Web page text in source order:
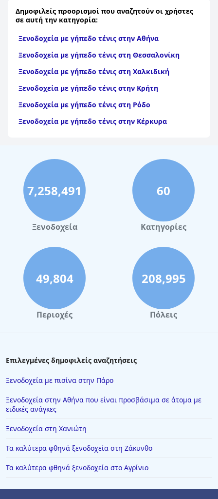
Δημοφιλείς προορισμοί που αναζητούν οι χρήστες
σε αυτή την κατηγορία:
Ξενοδοχεία με γήπεδο τένις στην Αθήνα
Ξενοδοχεία με γήπεδο τένις στη Θεσσαλονίκη
Ξενοδοχεία με γήπεδο τένις στη Χαλκιδική
Ξενοδοχεία με γήπεδο τένις στην Κρήτη
Ξενοδοχεία με γήπεδο τένις στη Ρόδο
Ξενοδοχεία με γήπεδο τένις στην Κέρκυρα
7,258,491
Ξενοδοχεία
60
Κατηγορίες
49,804
Περιοχές
208,995
Πόλεις
Επιλεγμένες δημοφιλείς αναζητήσεις
Ξενοδοχεία με πισίνα στην Πάρο
Ξενοδοχεία στην Αθήνα που είναι προσβάσιμα σε άτομα με
ειδικές ανάγκες
Ξενοδοχεία στη Χανιώτη
Τα καλύτερα φθηνά ξενοδοχεία στη Ζάκυνθο
Τα καλύτερα φθηνά ξενοδοχεία στο Αγρίνιο